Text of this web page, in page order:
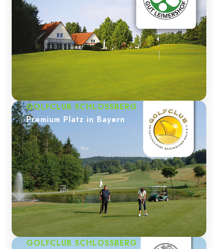
GOLFCLUB SCHLOSSBERG
Premium Platz in Bayern
GOLFCLUB SCHLOSSBERG